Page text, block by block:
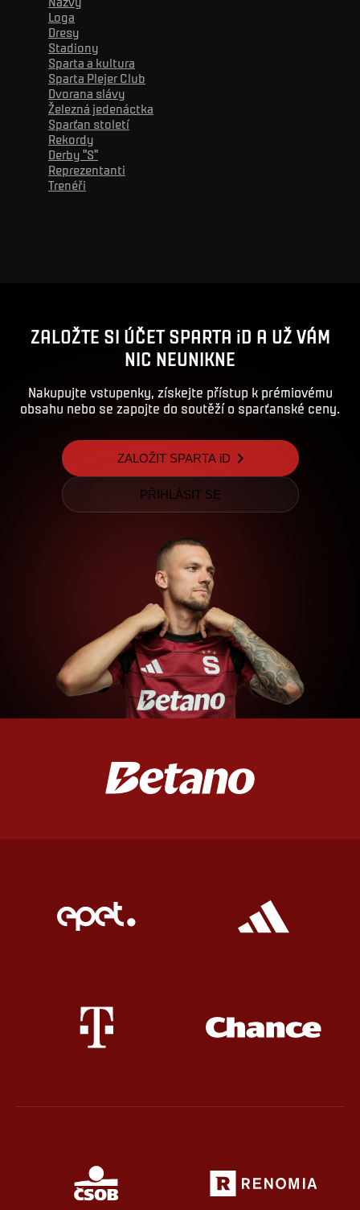
Loga
Dresy
Stadiony
Sparta a kultura
Sparta Plejer Club
Dvorana slávy
Železná jedenáctka
Sparťan století
Rekordy
Derby "S"
Reprezentanti
Trenéři
ZALOŽTE SI ÚČET SPARTA iD A UŽ VÁM
NIC NEUNIKNE
Nakupujte vstupenky, získejte přístup k prémiovému
obsahu nebo se zapojte do soutěží o sparťanské ceny.
ZALOŽIT SPARTA iD
PŘIHLÁSIT SE